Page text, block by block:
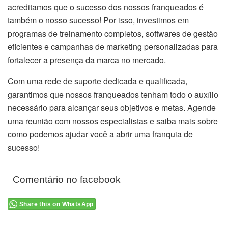
acreditamos que o sucesso dos nossos franqueados é
também o nosso sucesso! Por isso, investimos em
programas de treinamento completos, softwares de gestão
eficientes e campanhas de marketing personalizadas para
fortalecer a presença da marca no mercado.
Com uma rede de suporte dedicada e qualificada,
garantimos que nossos franqueados tenham todo o auxílio
necessário para alcançar seus objetivos e metas. Agende
uma reunião com nossos especialistas e saiba mais sobre
como podemos ajudar você a abrir uma franquia de
sucesso!
Comentário no facebook
Share this on WhatsApp